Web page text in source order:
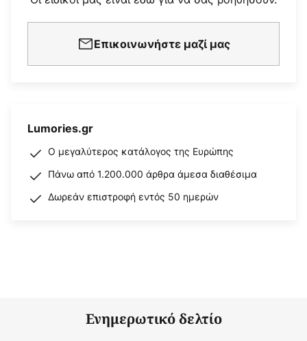
Επικοινωνήστε μαζί μας
Lumories.gr
Ο μεγαλύτερος κατάλογος της Ευρώπης
Πάνω από 1.200.000 άρθρα άμεσα διαθέσιμα
Δωρεάν επιστροφή εντός 50 ημερών
Ενημερωτικό δελτίο